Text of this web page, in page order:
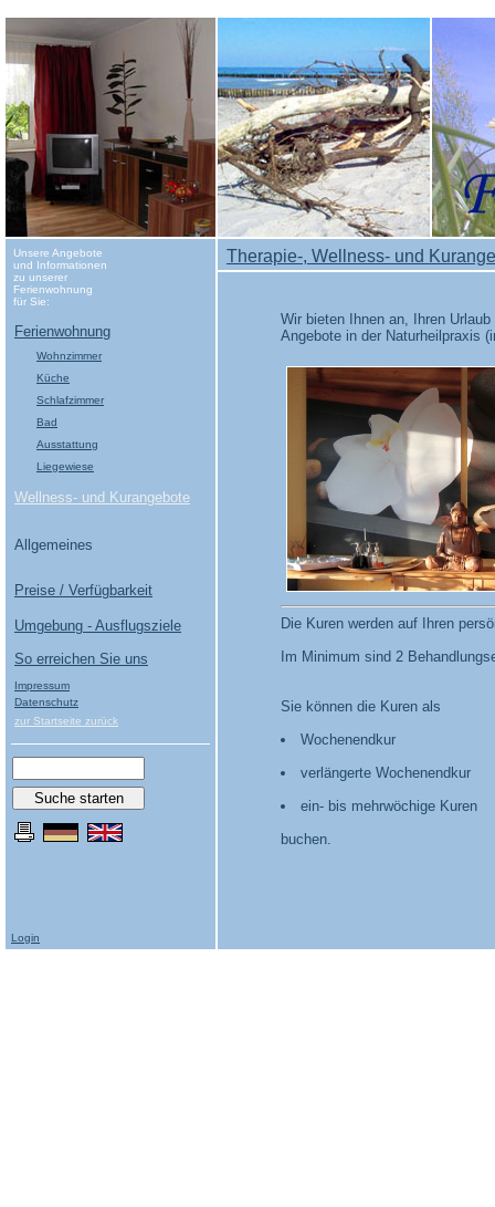
Unsere Angebote
und Informationen
zu unserer
Ferienwohnung
für Sie:
Ferienwohnung
Wohnzimmer
Küche
Schlafzimmer
Bad
Ausstattung
Liegewiese
Wellness- und Kurangebote
Allgemeines
Preise / Verfügbarkeit
Umgebung - Ausflugsziele
So erreichen Sie uns
Impressum
Datenschutz
zur Startseite zurück
Therapie-, Wellness- und
Wir bieten Ihnen an, Ihren
Angebote in der Naturheilpraxis
Die Kuren werden auf Ihren
Im Minimum sind 2
Sie können die Kuren als
Wochenendkur
verlängerte Wochenendkur
ein- bis mehrwöchige Kuren
buchen.
Login